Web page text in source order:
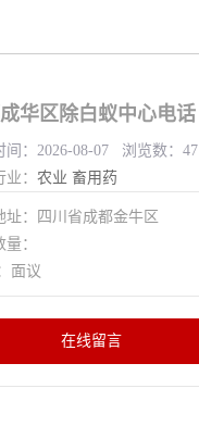
华区除白蚁中心电话
间：2026-08-07 浏览数：47
： 农业 畜用药
址：四川省成都金牛区
：
面议
在线留言